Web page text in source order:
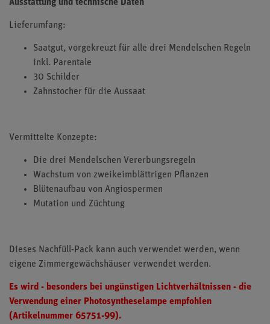
Ausstattung und technische Daten
Lieferumfang:
Saatgut, vorgekreuzt für alle drei Mendelschen Regeln
inkl. Parentale
30 Schilder
Zahnstocher für die Aussaat
Vermittelte Konzepte:
Die drei Mendelschen Vererbungsregeln
Wachstum von zweikeimblättrigen Pflanzen
Blütenaufbau von Angiospermen
Mutation und Züchtung
Dieses Nachfüll-Pack kann auch verwendet werden, wenn
eigene Zimmergewächshäuser verwendet werden.
Es wird - besonders bei ungünstigen Lichtverhältnissen - die
Verwendung einer Photosyntheselampe empfohlen
(Artikelnummer 65751-99).